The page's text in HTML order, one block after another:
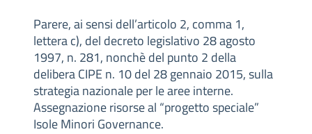
Parere, ai sensi dell’articolo 2, comma 1,
lettera c), del decreto legislativo 28 agosto
1997, n. 281, nonchè del punto 2 della
delibera CIPE n. 10 del 28 gennaio 2015, sulla
strategia nazionale per le aree interne.
Assegnazione risorse al “progetto speciale”
Isole Minori Governance.